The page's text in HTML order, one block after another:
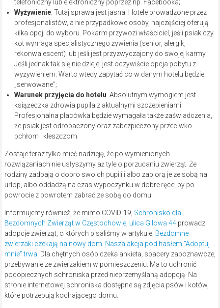
telefoniczny lub elektroniczny poprzez np. Facebooka;
Wyżywienie. Tutaj sprawa jest jasna. Hotele prowadzone przez
profesjonalistów, a nie przypadkowe osoby, najczęściej oferują
kilka opcji do wyboru. Pokarm przywozi właściciel, jeśli psiak czy
kot wymaga specjalistycznego żywienia (senior, alergik,
rekonwalescent) lub jeśli jest przyzwyczajony do swojej karmy.
Jeśli jednak tak się nie dzieje, jest oczywiście opcja pobytu z
wyżywieniem. Warto wtedy zapytać co w danym hotelu będzie
„serwowane”;
Warunek przyjęcia do hotelu . Absolutnym wymogiem jest
książeczka zdrowia pupila z aktualnymi szczepieniami.
Profesjonalna placówka będzie wymagała także zaświadczenia,
że psiak jest odrobaczony oraz zabezpieczony przeciwko
pchłom i kleszczom.
Zostaje teraz tylko mieć nadzieję, że po wymienionych
rozwiązaniach nie usłyszymy aż tyle o porzucaniu zwierząt. Że
rodziny zadbają o dobro swoich pupili i albo zabiorą je ze sobą na
urlop, albo oddadzą na czas wypoczynku w dobre ręce, by po
powrocie z powrotem zabrać ze sobą do domu.
Informujemy również, że mimo COVID-19, Schronisko dla
Bezdomnych Zwierząt w Częstochowie, ulica Gilowa 44 prowadzi
adopcje zwierząt, o których pisaliśmy w artykule: Bezdomne
zwierzaki czekają na nowy dom. Nasza akcja pod hasłem “Adoptuj
mnie” trwa . Dla chętnych osób czeka ankieta, spacery zapoznawcze,
przebywanie ze zwierzakiem w pomieszczeniu. Ma to uchronić
podopiecznych schroniska przed nieprzemyślaną adopcją. Na
stronie internetowej schroniska dostępne są zdjęcia psów i kotów,
które potrzebują kochającego domu.